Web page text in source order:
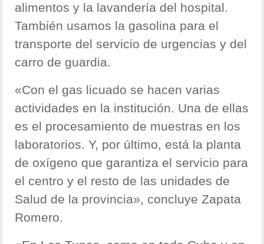
alimentos y la lavandería del hospital.
También usamos la gasolina para el
transporte del servicio de urgencias y del
carro de guardia.
«Con el gas licuado se hacen varias
actividades en la institución. Una de ellas
es el procesamiento de muestras en los
laboratorios. Y, por último, está la planta
de oxígeno que garantiza el servicio para
el centro y el resto de las unidades de
Salud de la provincia», concluye Zapata
Romero.